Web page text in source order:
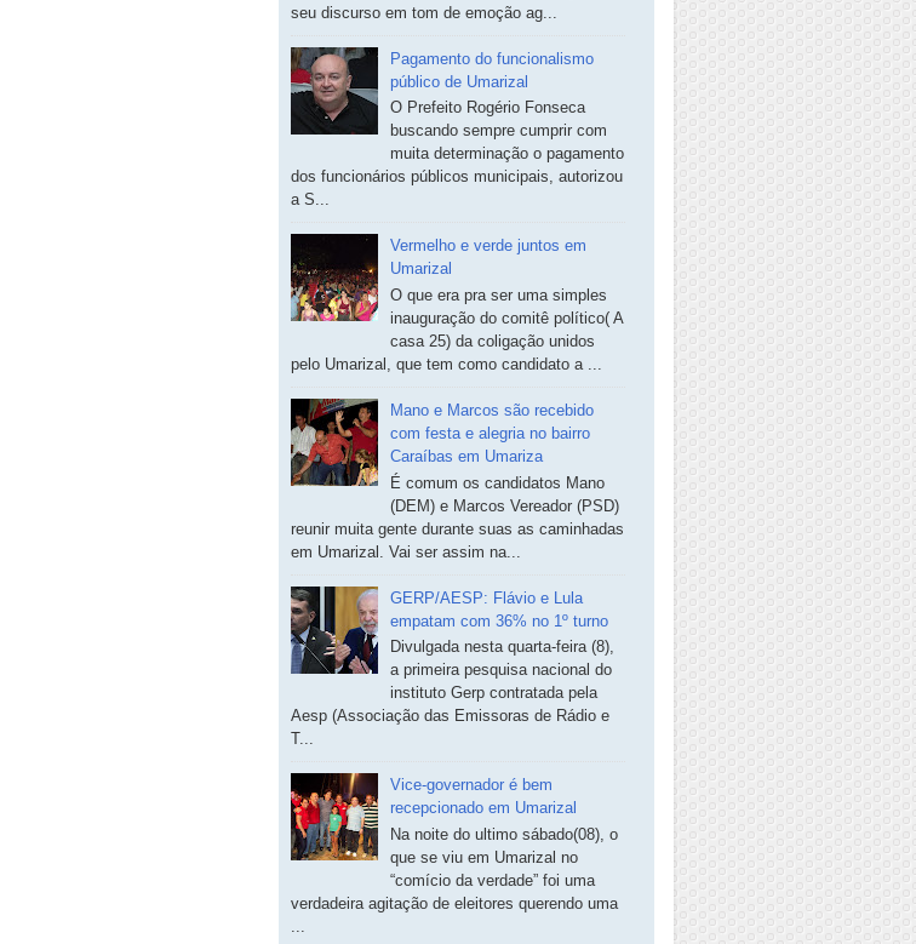
seu discurso em tom de emoção ag...
Pagamento do funcionalismo
público de Umarizal
O Prefeito Rogério Fonseca
buscando sempre cumprir com
muita determinação o pagamento
dos funcionários públicos municipais, autorizou
a S...
Vermelho e verde juntos em
Umarizal
O que era pra ser uma simples
inauguração do comitê político( A
casa 25) da coligação unidos
pelo Umarizal, que tem como candidato a ...
Mano e Marcos são recebido
com festa e alegria no bairro
Caraíbas em Umariza
É comum os candidatos Mano
(DEM) e Marcos Vereador (PSD)
reunir muita gente durante suas as caminhadas
em Umarizal. Vai ser assim na...
GERP/AESP: Flávio e Lula
empatam com 36% no 1º turno
Divulgada nesta quarta-feira (8),
a primeira pesquisa nacional do
instituto Gerp contratada pela
Aesp (Associação das Emissoras de Rádio e
T...
Vice-governador é bem
recepcionado em Umarizal
Na noite do ultimo sábado(08), o
que se viu em Umarizal no
“comício da verdade” foi uma
verdadeira agitação de eleitores querendo uma